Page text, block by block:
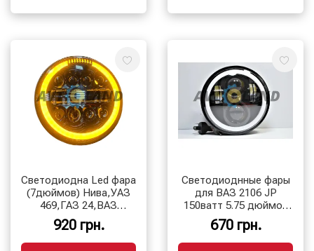
Cветодиодна Led фара
(7дюймов) Нива,УАЗ
469,ГАЗ 24,ВАЗ
2101,Хаммер,ИЖ
Юпитер,Планета,мотоцикл
920 грн.
Cветодиоднные фары
для ВАЗ 2106 JP
150ватт 5.75 дюймов
круглая LED Headlight
для Ваз 2106,
BLASKAR
670 грн.